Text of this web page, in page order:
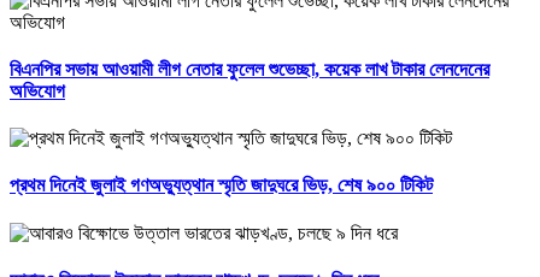
বিএনপির সভায় আওয়ামী লীগ নেতার ফুলেল শুভেচ্ছা, কয়েক লাখ টাকার লেনদেনের
অভিযোগ
প্রথম দিনেই জুলাই গণঅভ্যুত্থান স্মৃতি জাদুঘরে ভিড়, শেষ ৯০০ টিকিট